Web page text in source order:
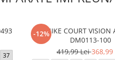
37
-12%
W NIKE COURT VISION
DM0113-100
419,99 Lei368,99